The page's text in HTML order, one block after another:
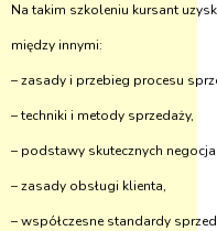
Na takim szkoleniu kursant
między innymi:
– zasady i przebieg procesu
– techniki i metody sprzedaży,
– podstawy skutecznych
– zasady obsługi klienta,
– współczesne standardy